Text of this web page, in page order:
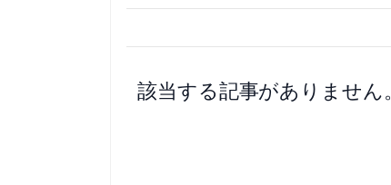
該当する記事がありません。